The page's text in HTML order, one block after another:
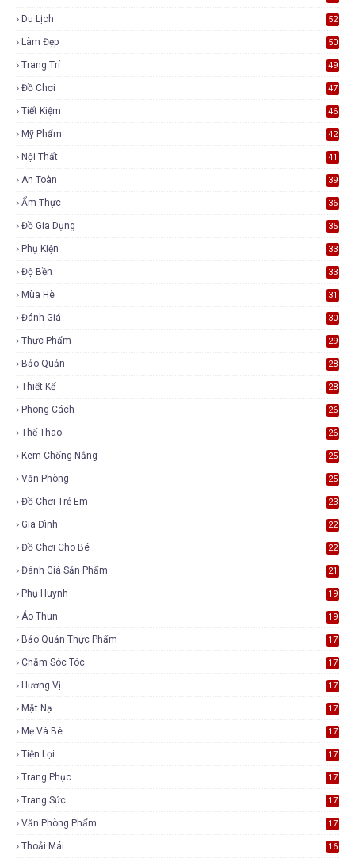
Du Lịch 52
Làm Đẹp 50
Trang Trí 49
Đồ Chơi 47
Tiết Kiệm 46
Mỹ Phẩm 42
Nội Thất 41
An Toàn 39
Ẩm Thực 36
Đồ Gia Dụng 35
Phụ Kiện 33
Độ Bền 33
Mùa Hè 31
Đánh Giá 30
Thực Phẩm 29
Bảo Quản 28
Thiết Kế 28
Phong Cách 26
Thể Thao 26
Kem Chống Nắng 25
Văn Phòng 25
Đồ Chơi Trẻ Em 23
Gia Đình 22
Đồ Chơi Cho Bé 22
Đánh Giá Sản Phẩm 21
Phụ Huynh 19
Áo Thun 19
Bảo Quản Thực Phẩm 17
Chăm Sóc Tóc 17
Hương Vị 17
Mặt Nạ 17
Mẹ Và Bé 17
Tiện Lợi 17
Trang Phục 17
Trang Sức 17
Văn Phòng Phẩm 17
Thoải Mái 16